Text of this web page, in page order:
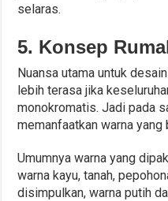
selaras.
5. Konsep
Nuansa utama untuk
lebih terasa jika
monokromatis. Jadi pada
memanfaatkan warna
Umumnya warna yang
warna kayu, tanah,
disimpulkan, warna putih